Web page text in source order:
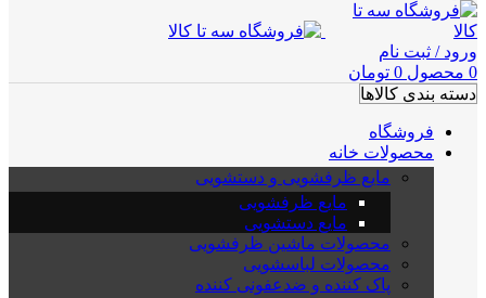
ورود / ثبت نام
0 محصول 0 تومان
دسته بندی کالاها
فروشگاه
محصولات خانه
مایع ظرفشویی و دستشویی
مایع ظرفشویی
مایع دستشویی
محصولات ماشین ظرفشویی
محصولات لباسشویی
پاک کننده و ضدعفونی کننده